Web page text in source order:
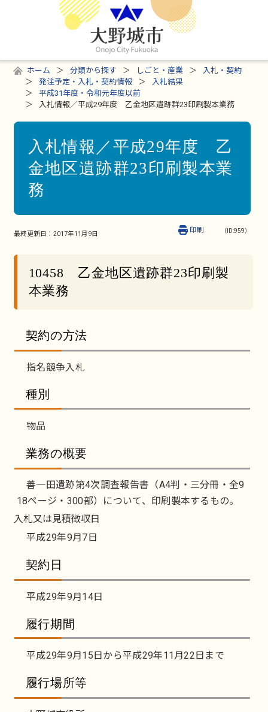
ホーム 分類から探す しごと・産業
入札・契約
発注予定・入札・契約情報
入札結果
平成31年度・令和元年度以前
入札情報／平成29年度 乙金地区遺跡群23印刷製本業務
入札情報／平成29年度 乙
金地区遺跡群23印刷製本業
務
最終更新日： 2017年11月9日 （ID:959）
印刷
10458 乙金地区遺跡群23印刷製
本業務
契約の方法
指名競争入札
種別
物品
業務の概要
善一田遺跡第4次調査報告書（A4判・三分冊・全9
18ページ・300部）について、印刷製本するもの。
入札又は見積徴収日
平成29年9月7日
契約日
平成29年9月14日
履行期間
平成29年9月15日から平成29年11月22日まで
履行場所等